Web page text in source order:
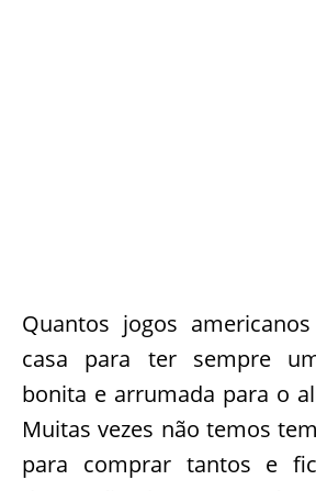
Quantos jogos
casa para ter sempre
bonita e arrumada para o
Muitas vezes não temos
para comprar tantos e